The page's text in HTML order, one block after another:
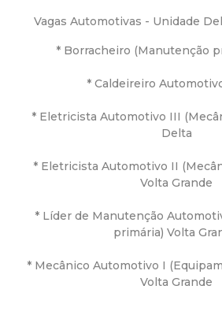
c
p
a
d
e
Vagas Automotivas - Unidade
* Borracheiro (Manutenção
* Caldeireiro
* Eletricista Automotivo III
Delta
* Eletricista Automotivo II
Volta Grande
* Líder de Manutenção
primária) Volta
* Mecânico Automotivo I
Volta Grande